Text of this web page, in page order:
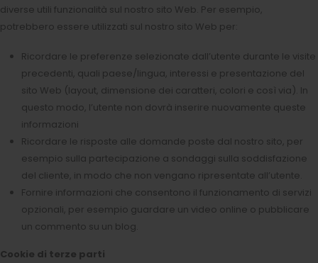
diverse utili funzionalità sul nostro sito Web. Per esempio,
potrebbero essere utilizzati sul nostro sito Web per:
Ricordare le preferenze selezionate dall’utente durante le visite
precedenti, quali paese/lingua, interessi e presentazione del
sito Web (layout, dimensione dei caratteri, colori e così via). In
questo modo, l’utente non dovrà inserire nuovamente queste
informazioni
Ricordare le risposte alle domande poste dal nostro sito, per
esempio sulla partecipazione a sondaggi sulla soddisfazione
del cliente, in modo che non vengano ripresentate all’utente.
Fornire informazioni che consentono il funzionamento di servizi
opzionali, per esempio guardare un video online o pubblicare
un commento su un blog.
Cookie di terze parti